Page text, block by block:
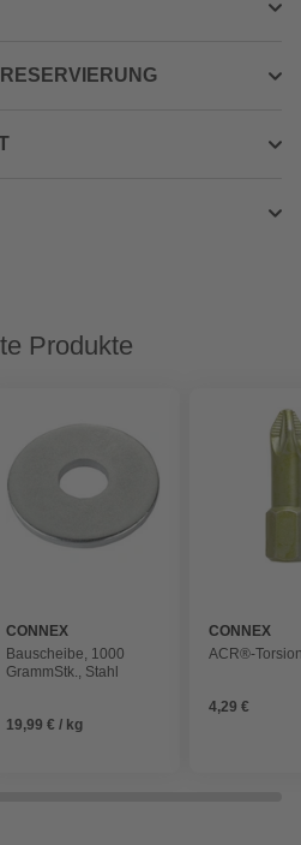
Produkte
CONNEX
Bauscheibe, 1000
GrammStk., Stahl
19,99 € / kg
CONNEX
ACR®-
4,29 €